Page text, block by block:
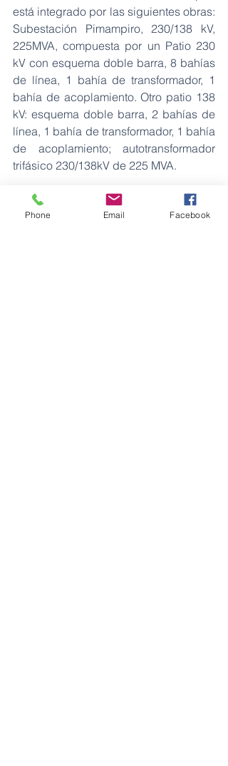
está integrado por las siguientes obras:
Subestación Pimampiro, 230/138 kV,
225MVA, compuesta por un Patio 230
kV con esquema doble barra, 8 bahías
de línea, 1 bahía de transformador, 1
bahía de acoplamiento. Otro patio 138
kV: esquema doble barra, 2 bahías de
línea, 1 bahía de transformador, 1 bahía
de acoplamiento; autotransformador
trifásico 230/138kV de 225 MVA.
Durante el desarrollo de los trabajos se
generaron más de 310 fuentes de
Phone Email Facebook